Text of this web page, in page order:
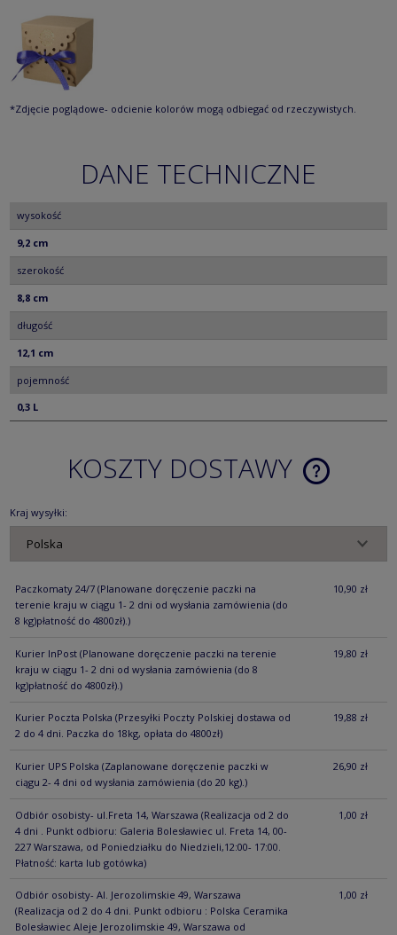
*Zdjęcie poglądowe- odcienie kolorów mogą odbiegać od rzeczywistych.
DANE TECHNICZNE
wysokość
9,2 cm
szerokość
8,8 cm
długość
12,1 cm
pojemność
0,3 L
KOSZTY DOSTAWY
CENA NIE
Kraj wysyłki:
Paczkomaty 24/7 (Planowane doręczenie paczki na
terenie kraju w ciągu 1- 2 dni od wysłania zamówienia (do
8 kg)płatność do 4800zł).)
10,90 zł
Kurier InPost (Planowane doręczenie paczki na terenie
kraju w ciągu 1- 2 dni od wysłania zamówienia (do 8
kg)płatność do 4800zł).)
19,80 zł
Kurier Poczta Polska (Przesyłki Poczty Polskiej dostawa od
2 do 4 dni. Paczka do 18kg, opłata do 4800zł)
19,88 zł
Kurier UPS Polska (Zaplanowane doręczenie paczki w
ciągu 2- 4 dni od wysłania zamówienia (do 20 kg).)
26,90 zł
Odbiór osobisty- ul.Freta 14, Warszawa (Realizacja od 2 do
4 dni . Punkt odbioru: Galeria Bolesławiec ul. Freta 14, 00-
227 Warszawa, od Poniedziałku do Niedzieli,12:00- 17:00.
Płatność: karta lub gotówka)
1,00 zł
Odbiór osobisty- Al. Jerozolimskie 49, Warszawa
(Realizacja od 2 do 4 dni. Punkt odbioru : Polska Ceramika
Bolesławiec Aleje Jerozolimskie 49, Warszawa od
1,00 zł